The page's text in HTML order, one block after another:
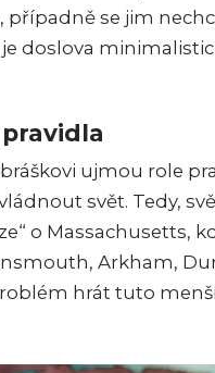
se jim
je doslova
ujmou role
svět. Tedy,
o Massachusetts,
Arkham,
hrát tuto